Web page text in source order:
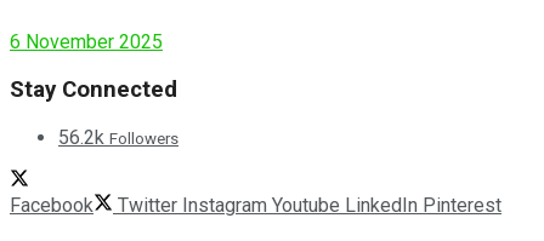
6 November 2025
Stay Connected
56.2k Followers
Facebook Twitter Instagram Youtube LinkedIn Pinterest